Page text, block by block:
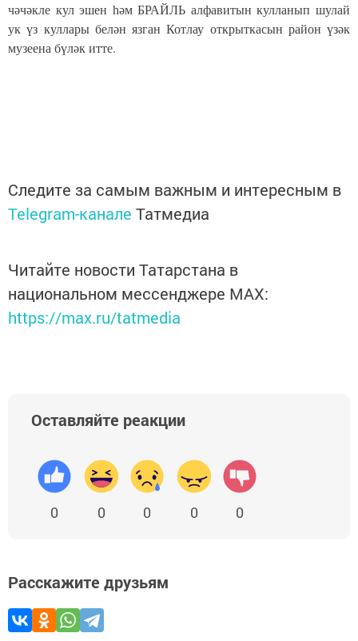
чәчәкле кул эшен һәм БРАЙЛЬ алфавитын кулланып шулай
ук үз куллары белән язган Котлау открыткасын район үзәк
музеена бүләк итте.
Следите за самым важным и интересным в
Telegram-канале Татмедиа
Читайте новости Татарстана в
национальном мессенджере MАХ:
https://max.ru/tatmedia
Оставляйте реакции
0 0 0 0 0
Расскажите друзьям